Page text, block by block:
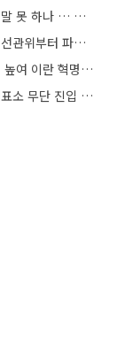
[박주현 작가칼럼] “왜 말 못 하나 … 경기도 재정 파탄의 진짜 원인을”
[이인호 교수 인터뷰] “선관위부터 파고들어야…책임자 직접 고발하라”
트럼프, 이란 공격 수위 높여 이란 혁명 가능성 열어
경찰, 영장없는 잠실 개표소 무단 진입 홀로 막은 ‘올다르크’ 불구속 송치